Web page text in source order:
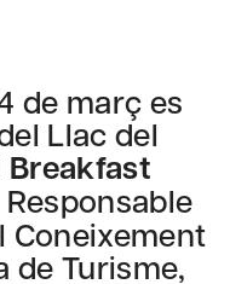
de març es
Llac del
Breakfast
Responsable
Coneixement
de Turisme,